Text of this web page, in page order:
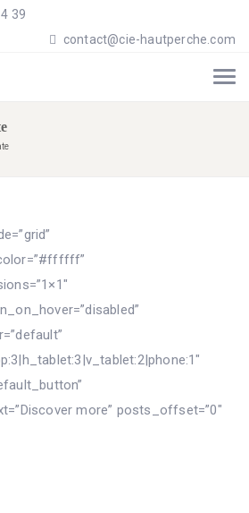
39
contact@cie-hautperche.com
more” posts_offset=”0″